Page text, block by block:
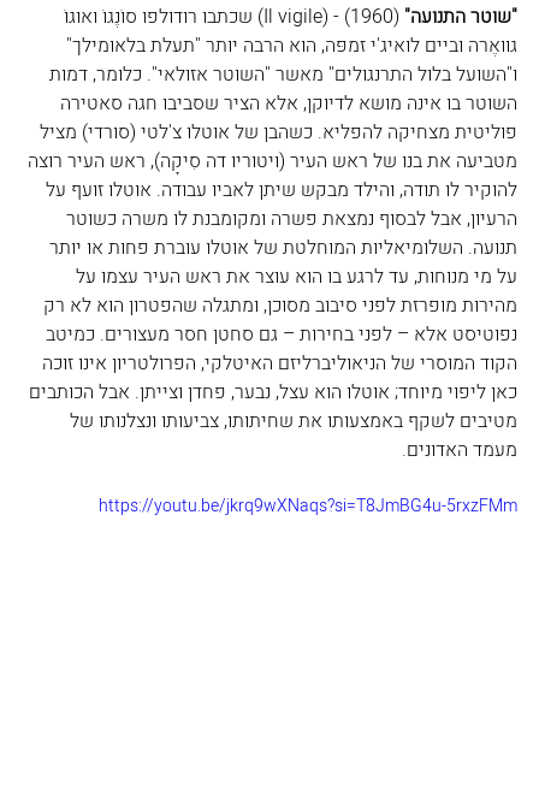
"שוטר התנועה" (1960) - (
Il vigile) שכתבו רודולפו סוֹנֶגוֹ ואוּגוֹ
גוּואֶרה וביים לואיג'י זמפּה, הוא הרבה יותר "תעלת בלאומילך"
ו"השועל בלול התרנגולים" מאשר "השוטר אזולאי". כלומר, דמות
השוטר בו אינה מושא לדיוקן, אלא הציר שסביבו חגה סאטירה
פוליטית מצחיקה להפליא. כשהבן של אוטלו צ'לטי (סורדי) מציל
מטביעה את בנו של ראש העיר (ויטוריו דה סִיקָה), ראש העיר רוצה
להוקיר לו תודה, והילד מבקש שיתן לאביו עבודה. אוטלו זועף על
הרעיון, אבל לבסוף נמצאת פשרה ומקומבנת לו משרה כשוטר
תנועה. השלומיאליות המוחלטת של אוטלו עוברת פחות או יותר
על מי מנוחות, עד לרגע בו הוא עוצר את ראש העיר עצמו על
מהירות מופרזת לפני סיבוב מסוכן, ומתגלה שהפטרון הוא לא רק
נפוטיסט אלא – לפני בחירות – גם סחטן חסר מעצורים. כמיטב
הקוד המוסרי של הניאוליברליזם האיטלקי, הפרולטריון אינו זוכה
כאן ליפוי מיוחד; אוטלו הוא עצל, נבער, פחדן וצייתן. אבל הכותבים
מטיבים לשקף באמצעותו את שחיתותו, צביעותו ונצלנותו של
מעמד האדונים.
https://youtu.be/jkrq9wXNaqs?si=T8JmBG4u-5rxzFMm